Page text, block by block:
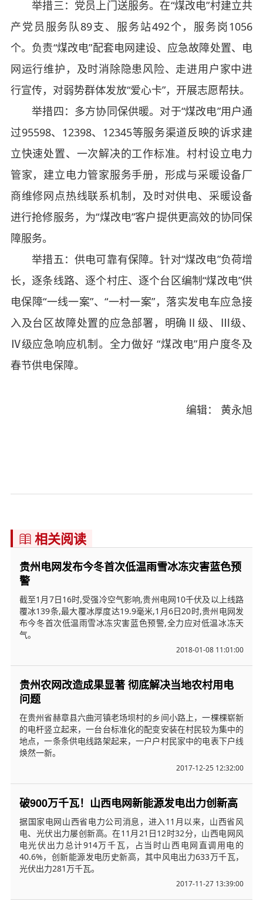
举措三：党员上门送服务。在“煤改电”村建立共
产党员服务队89支、服务站492个，服务岗1056
个。负责“煤改电”配套电网建设、应急故障处置、电
网运行维护，及时消除隐患风险、走进用户家中进
行宣传，对弱势群体发放“爱心卡”，开展志愿帮扶。
举措四：多方协同保供暖。对于“煤改电”用户通
过95598、12398、12345等服务渠道反映的诉求建
立快速处置、一次解决的工作标准。村村设立电力
管家，建立电力管家服务手册，形成与采暖设备厂
商维修网点热线联系机制，及时对供电、采暖设备
进行抢修服务，为“煤改电”客户提供更高效的协同保
障服务。
举措五：供电可靠有保障。针对“煤改电”负荷增
长，逐条线路、逐个村庄、逐个台区编制“煤改电”供
电保障“一线一案”、“一村一案”，落实发电车应急接
入及台区故障处置的应急部署，明确Ⅱ级、Ⅲ级、
Ⅳ级应急响应机制。全力做好 “煤改电”用户度冬及
春节供电保障。
编辑： 黄永旭
 相关阅读
贵州电网发布今冬首次低温雨雪冰冻灾害蓝色预
警
截至1月7日16时,受强冷空气影响,贵州电网10千伏及以上线路
覆冰139条,最大覆冰厚度达19.9毫米,1月6日20时,贵州电网发
布今冬首次低温雨雪冰冻灾害蓝色预警,全力应对低温冰冻天
气。
2018-01-08 11:01:00
贵州农网改造成果显著 彻底解决当地农村用电
问题
在贵州省赫章县六曲河镇老场坝村的乡间小路上，一棵棵崭新
的电杆竖立起来，一台台标准化的配变安装在村民较为集中的
地点，一条条供电线路架起来，一户户村民家中的电表下户线
焕然一新。
2017-12-25 12:32:00
破900万千瓦！山西电网新能源发电出力创新高
据国家电网山西省电力公司消息，进入11月以来，山西省风
电、光伏出力屡创新高。在11月21日12时32分，山西电网风
电光伏出力总计914万千瓦，占当时山西电网直调用电的
40.6%，创新能源发电历史新高，其中风电出力633万千瓦，
光伏出力281万千瓦。
2017-11-27 13:39:00